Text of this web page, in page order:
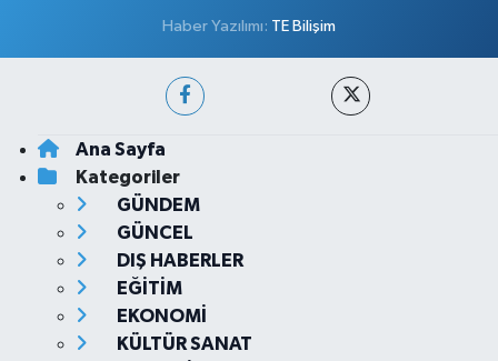
Haber Yazılımı: TE Bilişim
Ana Sayfa
Kategoriler
GÜNDEM
GÜNCEL
DIŞ HABERLER
EĞİTİM
EKONOMİ
KÜLTÜR SANAT